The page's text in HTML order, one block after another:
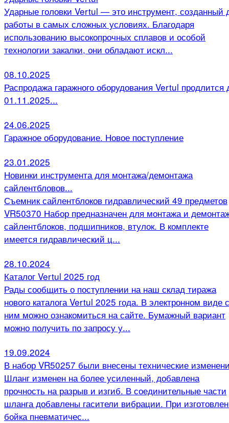
Ударные головки Vertul — это инструмент, созданный
работы в самых сложных условиях. Благодаря
использованию высокопрочных сплавов и особой
технологии закалки, они обладают искл...
08.10.2025
Распродажа гаражного оборудования Vertul продлится
01.11.2025...
24.06.2025
Гаражное оборудование. Новое поступление
23.01.2025
Новинки инструмента для монтажа/демонтажа
сайлентбловов...
Съемник сайлентблоков гидравлический 49 предметов
VR50370 Набор предназначен для монтажа и
сайлентблоков, подшипников, втулок. В комплекте
имеется гидравлический ц...
28.10.2024
Каталог Vertul 2025 год
Рады сообщить о поступлении на наш склад тиража
нового каталога Vertul 2025 года. В электронном виде с
ним можно ознакомиться на сайте. Бумажный вариант
можно получить по запросу у...
19.09.2024
В набор VR50257 были внесены технические
Шланг изменен на более усиленный, добавлена
прочность на разрыв и изгиб. В соединительные части
шланга добавлены гасители вибрации. При
бойка пневматичес...